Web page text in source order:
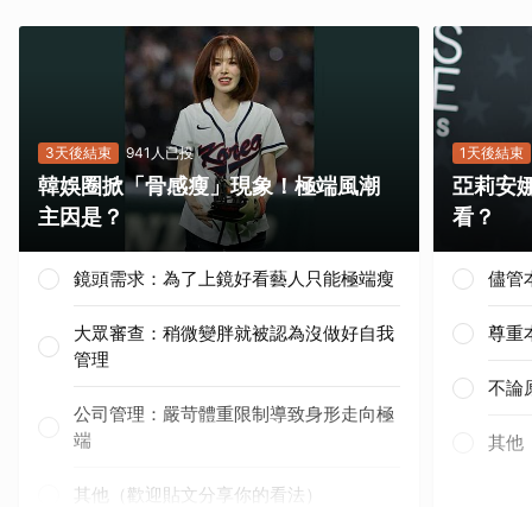
3天後結束 941人已投
韓娛圈掀「骨感瘦」現象！極端風潮
主因是？
鏡頭需求：為了上鏡好看藝人只能極端瘦
大眾審查：稍微變胖就被認為沒做好自我
管理
公司管理：嚴苛體重限制導致身形走向極
端
其他（歡迎貼文分享你的看法）
1天後結束
亞莉安
看？
儘管
尊重
不論
其他